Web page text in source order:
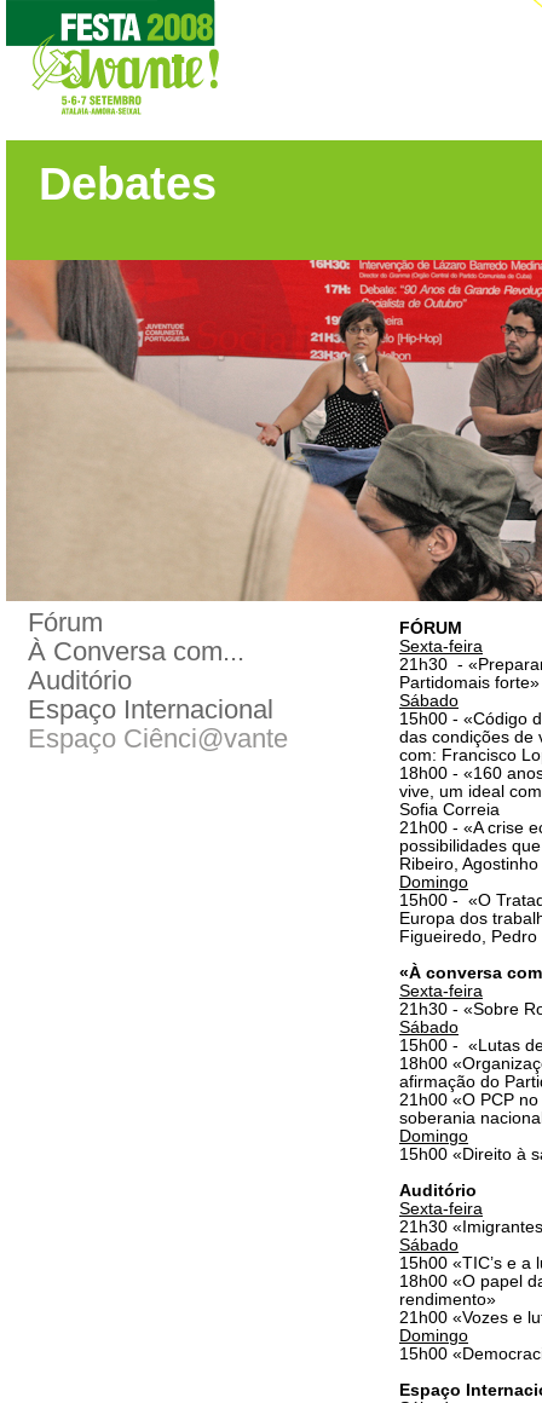
Debates
Fórum
À Conversa com...
Auditório
Espaço Internacional
Espaço Ciênci@vante
FÓRUM
Sexta-feira
21h30 -
Partidomais
Sábado
15h00 - «Código
das condições de
com: Francisco
18h00 - «160
vive, um ideal
Sofia Correia
21h00 - «A crise
possibilidades
Ribeiro,
Domingo
15h00 - «O
Europa dos
Figueiredo,
«À conversa
Sexta-feira
21h30 - «Sobre
Sábado
15h00 - «Lutas
18h00
afirmação do
21h00 «O PCP
soberania
Domingo
15h00 «Direito à
Auditório
Sexta-feira
21h30
Sábado
15h00 «TIC’s e a
18h00 «O papel
rendimento»
21h00 «Vozes e
Domingo
15h00
Espaço